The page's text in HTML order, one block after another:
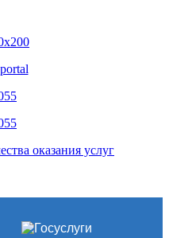
оказания услуг